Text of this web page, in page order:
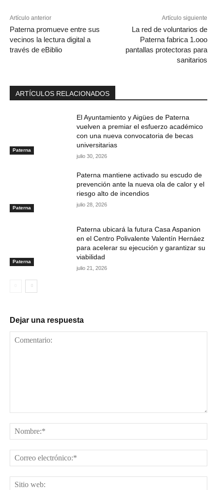
Artículo anterior
Paterna promueve entre sus
vecinos la lectura digital a
través de eBiblio
Artículo siguiente
La red de voluntarios de
Paterna fabrica 1.ooo
pantallas protectoras para
sanitarios
ARTÍCULOS RELACIONADOS
Paterna
El Ayuntamiento y Aigües de Paterna
vuelven a premiar el esfuerzo académico
con una nueva convocatoria de becas
universitarias
julio 30, 2026
Paterna
Paterna mantiene activado su escudo de
prevención ante la nueva ola de calor y el
riesgo alto de incendios
julio 28, 2026
Paterna
Paterna ubicará la futura Casa Aspanion
en el Centro Polivalente Valentín Hernáez
para acelerar su ejecución y garantizar su
viabilidad
julio 21, 2026
Dejar una respuesta